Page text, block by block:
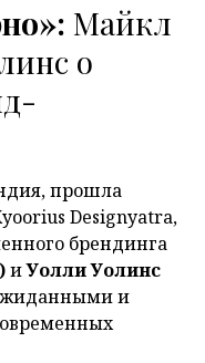
Майкл
о
прошла
Designyatra,
брендинга
иУолли Уолинс
и